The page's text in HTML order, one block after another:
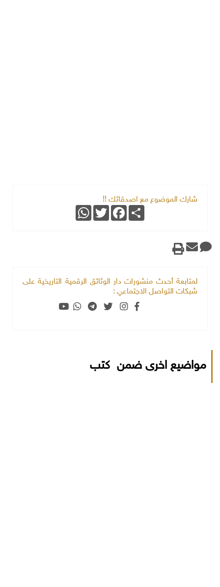
شارك الموضوع مع اصدقائك !!
Share
Facebook
Twitter
WhatsApp
لمتابعة أحدث منشورات دار الوثائق الرقمية التاريخية على
شبكات التواصل الاجتماعي :
مواضيع اخرى ضمن كتب